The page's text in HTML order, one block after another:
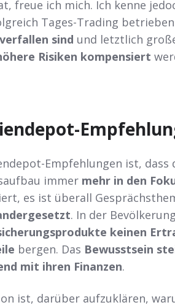
freue ich mich. Ich kenne
Tages-Trading betrieben
sind und letztlich
Risiken kompensiert
Empfehlungen ist, dass
immer mehr in den
es ist überall
. In der Bevölkerung
keinen
bergen. Das Bewusstsein
mit ihren Finanzen.
ist, darüber aufzuklären,